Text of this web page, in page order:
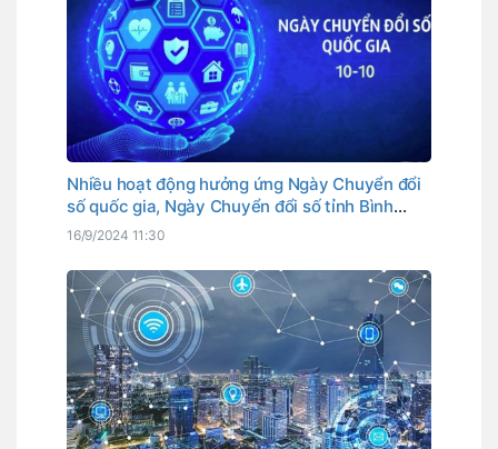
Nhiều hoạt động hưởng ứng Ngày Chuyển đổi
số quốc gia, Ngày Chuyển đổi số tỉnh Bình
Thuận
16/9/2024 11:30